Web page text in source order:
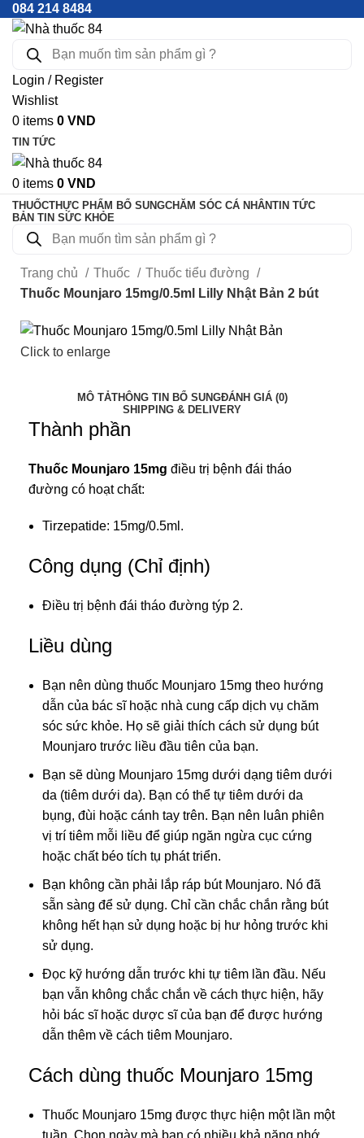
084 214 8484
Login / Register
Wishlist
0 items 0 VND
TIN TỨC
0 items 0 VND
THUỐCTHỰC PHẨM BỔ SUNGCHĂM SÓC CÁ NHÂNTIN TỨC
BẢN TIN SỨC KHỎE
Trang chủ Thuốc
Thuốc tiểu đường
Thuốc Mounjaro 15mg/0.5ml Lilly Nhật Bản 2 bút
Click to enlarge
MÔ TẢTHÔNG TIN BỔ SUNGĐÁNH GIÁ (0)
SHIPPING & DELIVERY
Thành phần
Thuốc Mounjaro 15mg điều trị bệnh đái tháo
đường có hoạt chất:
Tirzepatide: 15mg/0.5ml.
Công dụng (Chỉ định)
Điều trị bệnh đái tháo đường týp 2.
Liều dùng
Bạn nên dùng thuốc Mounjaro 15mg theo hướng
dẫn của bác sĩ hoặc nhà cung cấp dịch vụ chăm
sóc sức khỏe. Họ sẽ giải thích cách sử dụng bút
Mounjaro trước liều đầu tiên của bạn.
Bạn sẽ dùng Mounjaro 15mg dưới dạng tiêm dưới
da (tiêm dưới da). Bạn có thể tự tiêm dưới da
bụng, đùi hoặc cánh tay trên. Bạn nên luân phiên
vị trí tiêm mỗi liều để giúp ngăn ngừa cục cứng
hoặc chất béo tích tụ phát triển.
Bạn không cần phải lắp ráp bút Mounjaro. Nó đã
sẵn sàng để sử dụng. Chỉ cần chắc chắn rằng bút
không hết hạn sử dụng hoặc bị hư hỏng trước khi
sử dụng.
Đọc kỹ hướng dẫn trước khi tự tiêm lần đầu. Nếu
bạn vẫn không chắc chắn về cách thực hiện, hãy
hỏi bác sĩ hoặc dược sĩ của bạn để được hướng
dẫn thêm về cách tiêm Mounjaro.
Cách dùng thuốc Mounjaro 15mg
Thuốc Mounjaro 15mg được thực hiện một lần một
tuần. Chọn ngày mà bạn có nhiều khả năng nhớ